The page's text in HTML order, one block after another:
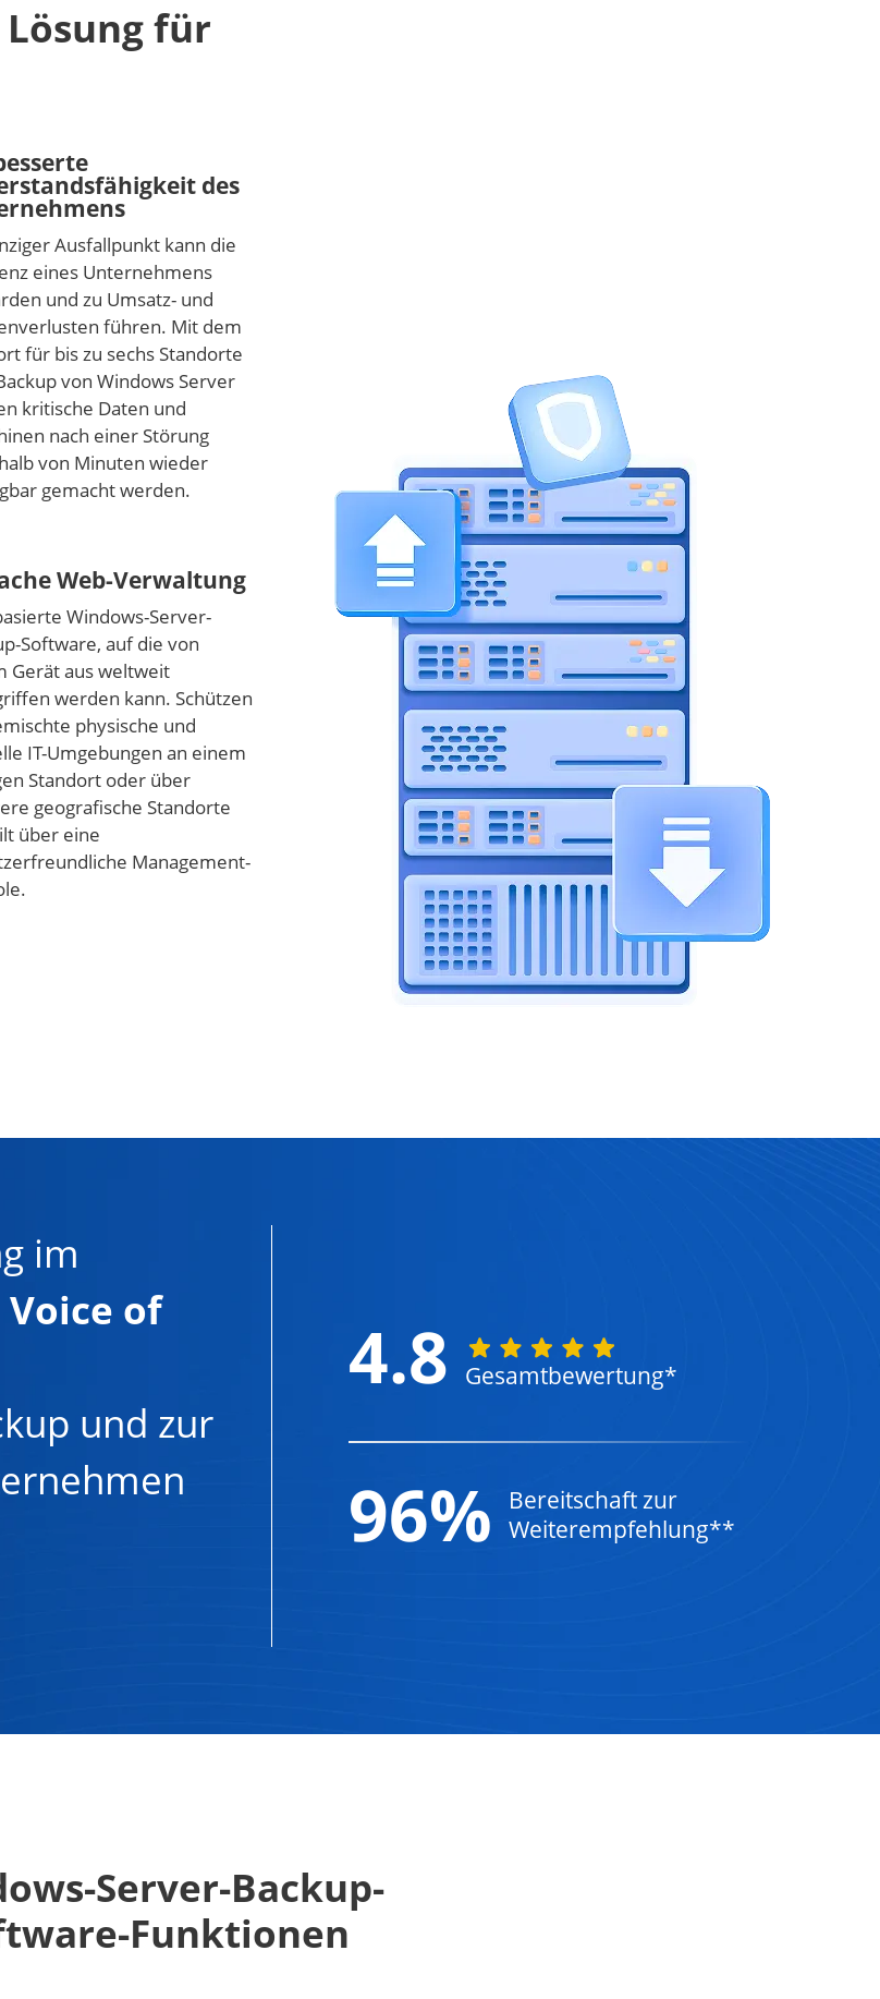
für
des
Ausfallpunkt kann die
eines Unternehmens
und zu Umsatz- und
führen. Mit dem
für bis zu sechs Standorte
von Windows Server
kritische Daten und
nach einer Störung
von Minuten wieder
gemacht werden.
Web-Verwaltung
Windows-Server-
Software, auf die von
Gerät aus weltweit
werden kann. Schützen
physische und
IT-Umgebungen an einem
Standort oder über
geografische Standorte
über eine
Management-
im
Voice of
und zur
4.8 Gesamtbewertung*
96%
Bereitschaft zur
Weiterempfehlung**
Server-Backup-
Funktionen